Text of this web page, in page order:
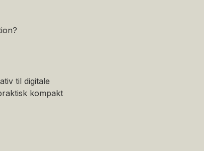
til digitale
kompakt